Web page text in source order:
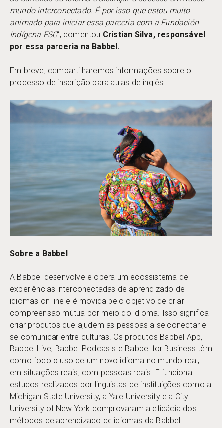
mundo interconectado. É por isso que estou muito
animado para iniciar essa parceria com a Fundación
Indígena FSC“, comentou Cristian Silva, responsável
por essa parceria na Babbel.
Em breve, compartilharemos informações sobre o
processo de inscrição para aulas de inglês.
Sobre a Babbel
A Babbel desenvolve e opera um ecossistema de
experiências interconectadas de aprendizado de
idiomas on-line e é movida pelo objetivo de criar
compreensão mútua por meio do idioma. Isso significa
criar produtos que ajudem as pessoas a se conectar e
se comunicar entre culturas. Os produtos Babbel App,
Babbel Live, Babbel Podcasts e Babbel for Business têm
como foco o uso de um novo idioma no mundo real,
em situações reais, com pessoas reais. E funciona:
estudos realizados por linguistas de instituições como a
Michigan State University, a Yale University e a City
University of New York comprovaram a eficácia dos
métodos de aprendizado de idiomas da Babbel.